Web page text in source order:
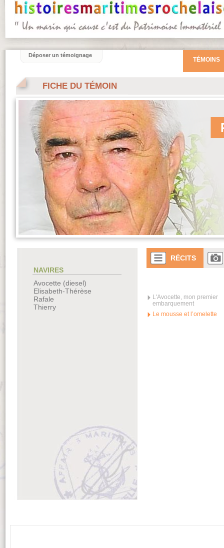
FICHE DU TÉMOIN
NAVIRES
Avocette (diesel)
Elisabeth-Thérèse
Rafale
Thierry
RÉCITS
L'Avocette, mon premier
embarquement
Le mousse et l’omelette
TÉMOINS
Déposer un témoignage